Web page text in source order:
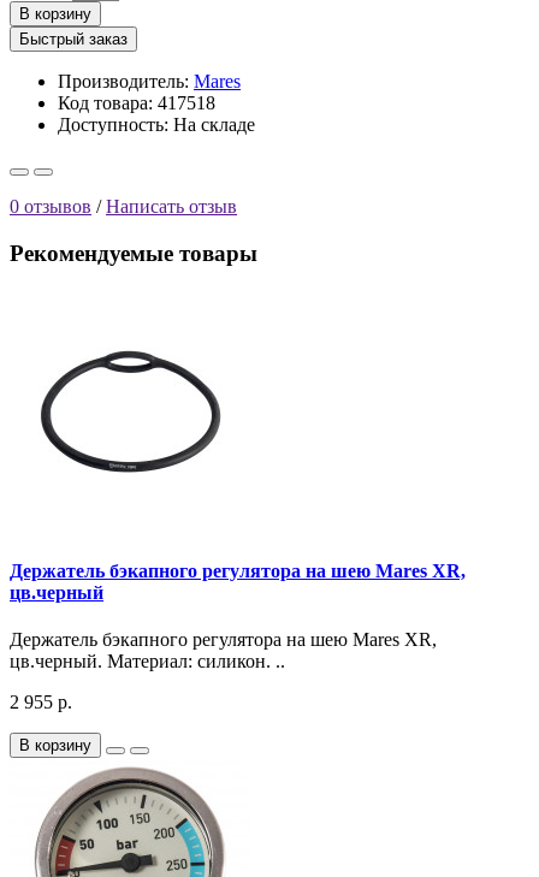
В корзину
Быстрый заказ
Производитель: Mares
Код товара: 417518
Доступность: На складе
0 отзывов /Написать отзыв
Рекомендуемые товары
Держатель бэкапного регулятора на шею Mares XR,
цв.черный
Держатель бэкапного регулятора на шею Mares XR,
цв.черный. Материал: силикон. ..
2 955 р.
В корзину